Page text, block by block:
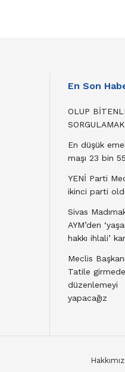
En Son
OLUP
SORGULAMAK
En düşük
maşı 23 bin
YENİ Parti
ikinci parti
Sivas
AYM’den
hakkı ihlali’
Meclis
Tatile
düzenlemeyi
yapacağız